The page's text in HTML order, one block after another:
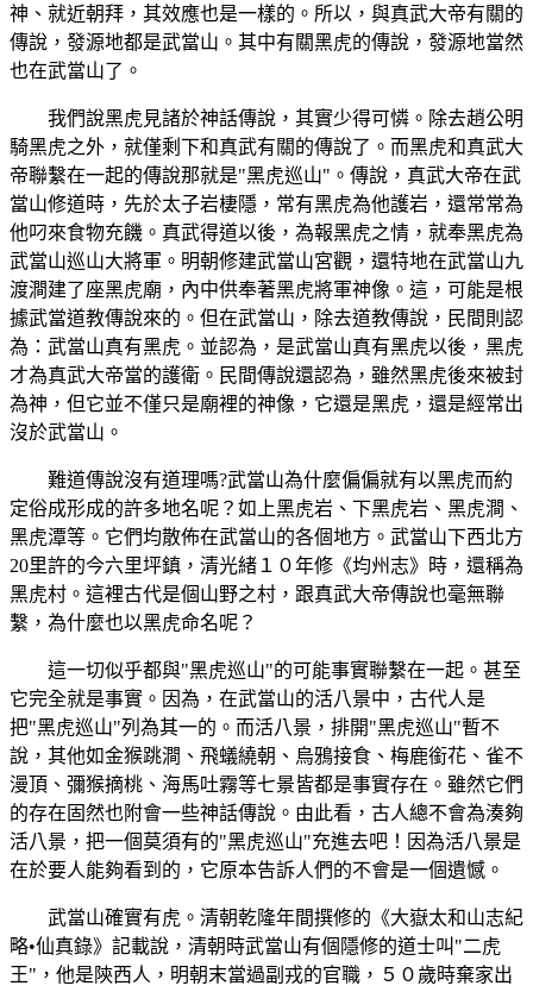
神、就近朝拜，其效應也是一樣的。所以，與真武大帝有關的
傳說，發源地都是武當山。其中有關黑虎的傳說，發源地當然
也在武當山了。
我們說黑虎見諸於神話傳說，其實少得可憐。除去趙公明
騎黑虎之外，就僅剩下和真武有關的傳說了。而黑虎和真武大
帝聯繫在一起的傳說那就是"黑虎巡山"。傳說，真武大帝在武
當山修道時，先於太子岩棲隱，常有黑虎為他護岩，還常常為
他叼來食物充饑。真武得道以後，為報黑虎之情，就奉黑虎為
武當山巡山大將軍。明朝修建武當山宮觀，還特地在武當山九
渡澗建了座黑虎廟，內中供奉著黑虎將軍神像。這，可能是根
據武當道教傳說來的。但在武當山，除去道教傳說，民間則認
為：武當山真有黑虎。並認為，是武當山真有黑虎以後，黑虎
才為真武大帝當的護衛。民間傳說還認為，雖然黑虎後來被封
為神，但它並不僅只是廟裡的神像，它還是黑虎，還是經常出
沒於武當山。
難道傳說沒有道理嗎?武當山為什麼偏偏就有以黑虎而約
定俗成形成的許多地名呢？如上黑虎岩、下黑虎岩、黑虎澗、
黑虎潭等。它們均散佈在武當山的各個地方。武當山下西北方
20里許的今六里坪鎮，清光緒１０年修《均州志》時，還稱為
黑虎村。這裡古代是個山野之村，跟真武大帝傳說也毫無聯
繫，為什麼也以黑虎命名呢？
這一切似乎都與"黑虎巡山"的可能事實聯繫在一起。甚至
它完全就是事實。因為，在武當山的活八景中，古代人是
把"黑虎巡山"列為其一的。而活八景，排開"黑虎巡山"暫不
說，其他如金猴跳澗、飛蟻繞朝、烏鴉接食、梅鹿銜花、雀不
漫頂、彌猴摘桃、海馬吐霧等七景皆都是事實存在。雖然它們
的存在固然也附會一些神話傳說。由此看，古人總不會為湊夠
活八景，把一個莫須有的"黑虎巡山"充進去吧！因為活八景是
在於要人能夠看到的，它原本告訴人們的不會是一個遺憾。
武當山確實有虎。清朝乾隆年間撰修的《大嶽太和山志紀
略•仙真錄》記載說，清朝時武當山有個隱修的道士叫"二虎
王"，他是陝西人，明朝末當過副戎的官職，５０歲時棄家出